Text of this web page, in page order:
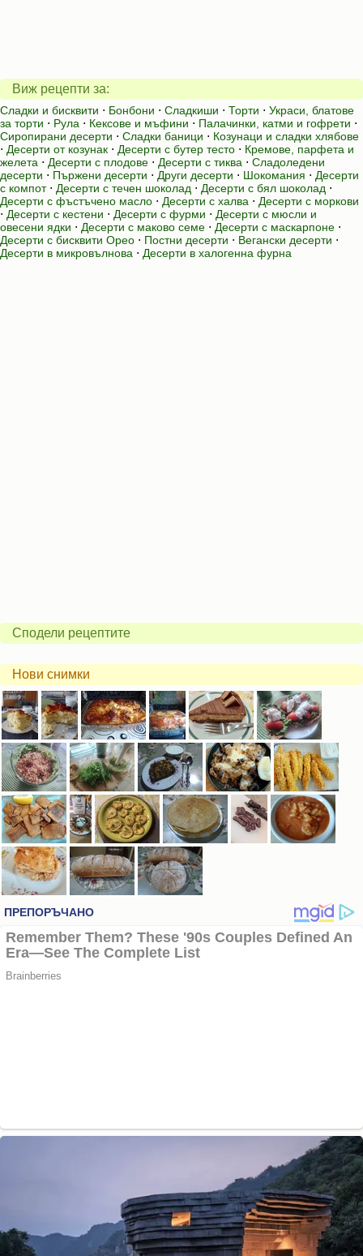
Виж рецепти за:
Сладки и бисквити ⋅ Бонбони ⋅ Сладкиши ⋅ Торти ⋅ Украси, блатове
за торти ⋅ Рула ⋅ Кексове и мъфини ⋅ Палачинки, катми и гофрети ⋅
Сиропирани десерти ⋅ Сладки баници ⋅ Козунаци и сладки хлябове
⋅ Десерти от козунак ⋅ Десерти с бутер тесто ⋅ Кремове, парфета и
желета ⋅ Десерти с плодове ⋅ Десерти с тиква ⋅ Сладоледени
десерти ⋅ Пържени десерти ⋅ Други десерти ⋅ Шокомания ⋅ Десерти
с компот⋅ Десерти с течен шоколад ⋅ Десерти с бял шоколад ⋅
Десерти с фъстъчено масло ⋅ Десерти с халва ⋅ Десерти с моркови
⋅ Десерти с кестени ⋅ Десерти с фурми ⋅ Десерти с мюсли и
овесени ядки ⋅ Десерти с маково семе ⋅ Десерти с маскарпоне ⋅
Десерти с бисквити Орео ⋅ Постни десерти ⋅ Вегански десерти ⋅
Десерти в микровълнова ⋅ Десерти в халогенна фурна
Сподели рецептите
Нови снимки